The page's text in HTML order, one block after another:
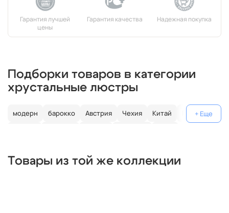
Подборки товаров в категории
хрустальные люстры
модерн барокко Австрия Чехия Китай
Германия
круглые
классические светодиодные
кольцо
Товары из той же коллекции